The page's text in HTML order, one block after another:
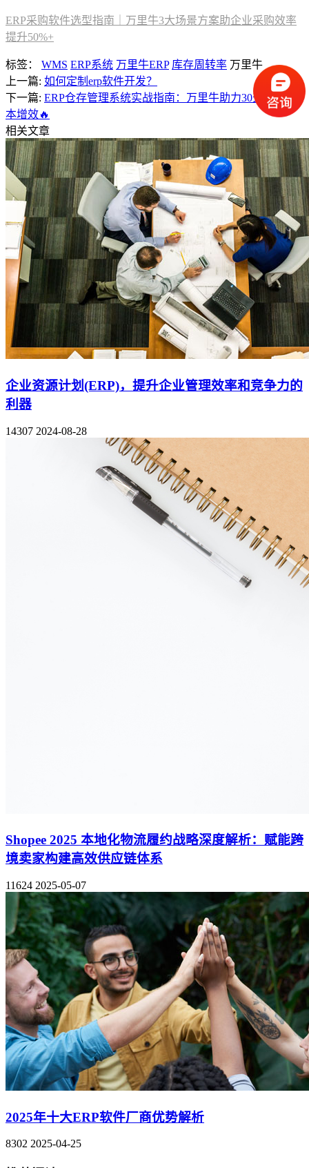
ERP采购软件选型指南｜万里牛3大场景方案助企业采购效率
提升50%+
标签： WMS ERP系统 万里牛ERP 库存周转率 万里牛
上一篇: 如何定制erp软件开发？
下一篇: ERP仓存管理系统实战指南：万里牛助力30天实现降
本增效🔥
相关文章
企业资源计划(ERP)，提升企业管理效率和竞争力的
利器
14307 2024-08-28
Shopee 2025 本地化物流履约战略深度解析：赋能跨
境卖家构建高效供应链体系
11624 2025-05-07
2025年十大ERP软件厂商优势解析
8302 2025-04-25